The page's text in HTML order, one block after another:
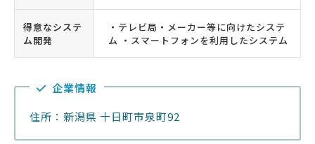
得意なシステ
ム開発
・テレビ局・メーカー等に向けたシステ
ム ・スマートフォンを利用したシステム
企業情報
住所：新潟県 十日町市泉町92